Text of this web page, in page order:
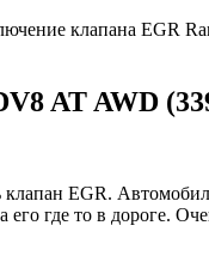
клапана EGR
AT AWD
EGR.
где то в дороге.